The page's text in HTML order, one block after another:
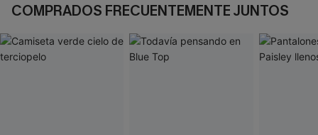
COMPRADOS FRECUENTEMENTE JUNTOS